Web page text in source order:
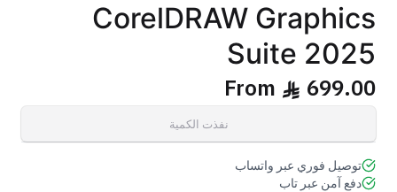
CorelDRAW Graphics
Suite 2025
From ê 699.00
نفذت الكمية
توصيل فوري عبر واتساب
دفع آمن عبر تاب